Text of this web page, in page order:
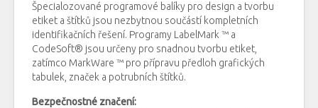
Špecialozované programové balíky pro design a tvorbu
etiket a štítků jsou nezbytnou součástí kompletních
identifikačních řešení. Programy LabelMark ™ a
CodeSoft® jsou určeny pro snadnou tvorbu etiket,
zatímco MarkWare ™ pro přípravu předloh grafických
tabulek, značek a potrubních štítků.
Bezpečnostné značení: